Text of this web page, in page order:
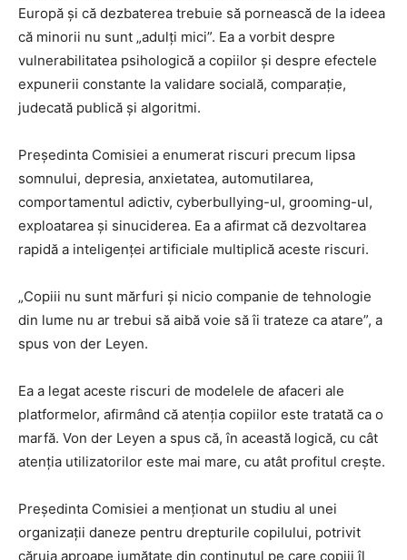
Europă și că dezbaterea trebuie să pornească de la ideea
că minorii nu sunt „adulți mici”. Ea a vorbit despre
vulnerabilitatea psihologică a copiilor și despre efectele
expunerii constante la validare socială, comparație,
judecată publică și algoritmi.
Președinta Comisiei a enumerat riscuri precum lipsa
somnului, depresia, anxietatea, automutilarea,
comportamentul adictiv, cyberbullying-ul, grooming-ul,
exploatarea și sinuciderea. Ea a afirmat că dezvoltarea
rapidă a inteligenței artificiale multiplică aceste riscuri.
„Copiii nu sunt mărfuri și nicio companie de tehnologie
din lume nu ar trebui să aibă voie să îi trateze ca atare”, a
spus von der Leyen.
Ea a legat aceste riscuri de modelele de afaceri ale
platformelor, afirmând că atenția copiilor este tratată ca o
marfă. Von der Leyen a spus că, în această logică, cu cât
atenția utilizatorilor este mai mare, cu atât profitul crește.
Președinta Comisiei a menționat un studiu al unei
organizații daneze pentru drepturile copilului, potrivit
căruia aproape jumătate din conținutul pe care copiii îl